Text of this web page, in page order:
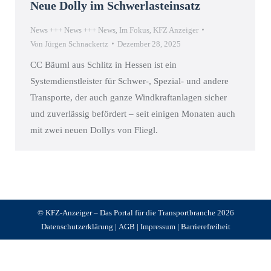
Neue Dolly im Schwerlasteinsatz
News +++ News +++ News Im Fokus KFZ Anzeiger
Von Jürgen Schnackertz Dezember 28, 2025
CC Bäuml aus Schlitz in Hessen ist ein
Systemdienstleister für Schwer-, Spezial- und andere
Transporte, der auch ganze Windkraftanlagen sicher
und zuverlässig befördert – seit einigen Monaten auch
mit zwei neuen Dollys von Fliegl.
© KFZ-Anzeiger – Das Portal für die Transportbranche 2026
Datenschutzerklärung | AGB | Impressum| Barrierefreiheit